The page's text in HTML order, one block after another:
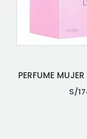
PERFUME
S/